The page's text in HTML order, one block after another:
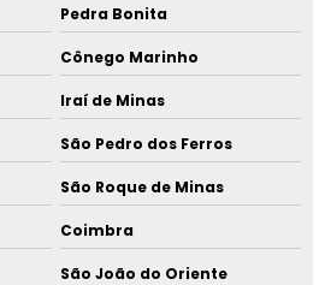
Pedra Bonita
Cônego Marinho
Iraí de Minas
São Pedro dos Ferros
São Roque de Minas
Coimbra
São João do Oriente